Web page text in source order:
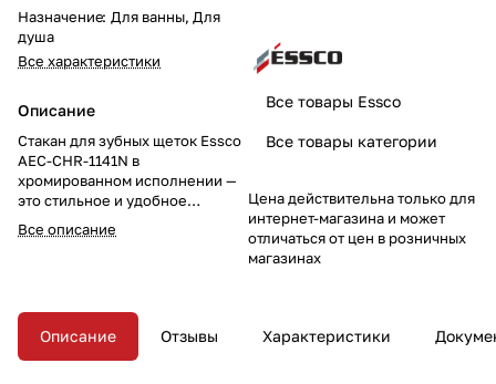
Назначение: Для ванны, Для
душа
Все характеристики
Описание
Стакан для зубных щеток Essco
AEC-CHR-1141N в
хромированном исполнении —
это стильное и удобное
решение для вашей ванной
комнаты. Элегантный и
современный акцент в
интерьер. Обновите вашу
ванную комнату с этим
Все описание
Все товары Essco
Все товары категории
Цена действительна только для
интернет-магазина и может
отличаться от цен в розничных
магазинах
Описание Отзывы Характеристики